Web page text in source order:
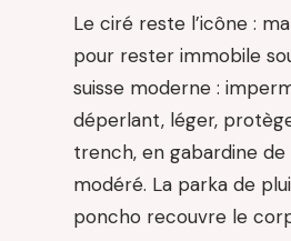
Le ciré reste l’icône :
pour rester immobile
suisse moderne :
déperlant, léger,
trench, en gabardine
modéré. La parka de
poncho recouvre le